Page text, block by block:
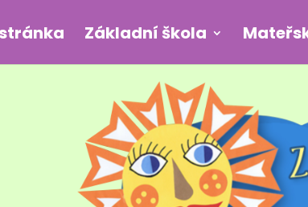
Základní škola